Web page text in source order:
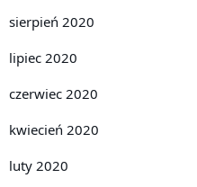
sierpień 2020
lipiec 2020
czerwiec 2020
kwiecień 2020
luty 2020